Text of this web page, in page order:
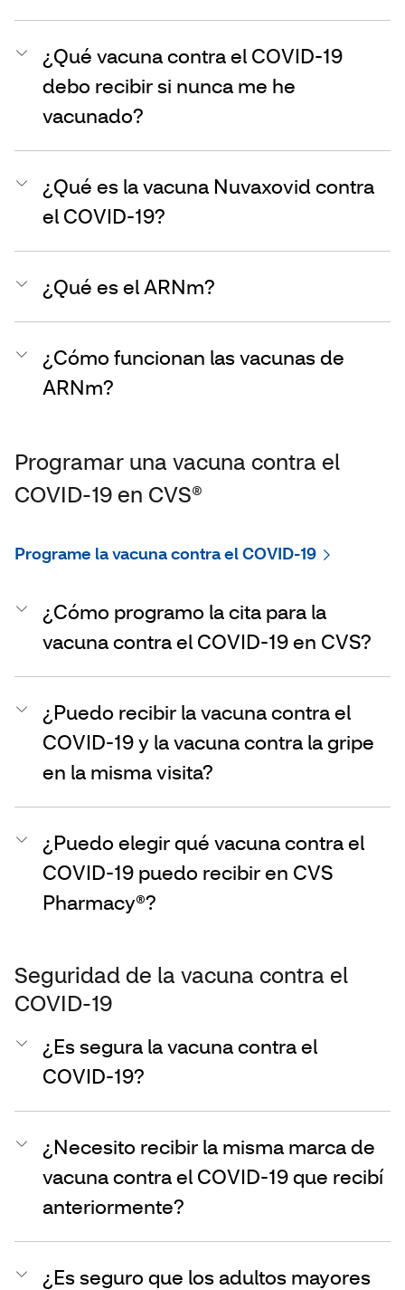
¿Qué vacuna contra el COVID-19
debo recibir si nunca me he
vacunado?
¿Qué es la vacuna Nuvaxovid contra
el COVID-19?
¿Qué es el ARNm?
¿Cómo funcionan las vacunas de
ARNm?
Programar una vacuna contra el
COVID-19 en CVS®
Programe la vacuna contra el COVID-19
¿Cómo programo la cita para la
vacuna contra el COVID-19 en CVS?
¿Puedo recibir la vacuna contra el
COVID-19 y la vacuna contra la gripe
en la misma visita?
¿Puedo elegir qué vacuna contra el
COVID-19 puedo recibir en CVS
Pharmacy®?
Seguridad de la vacuna contra el
COVID-19
¿Es segura la vacuna contra el
COVID-19?
¿Necesito recibir la misma marca de
vacuna contra el COVID-19 que recibí
anteriormente?
¿Es seguro que los adultos mayores